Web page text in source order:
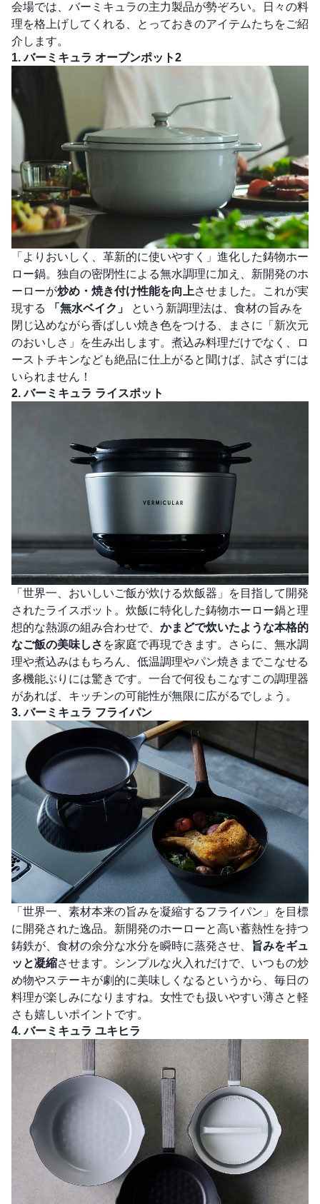
会場では、バーミキュラの主力製品が勢ぞろい。日々の料
理を格上げしてくれる、とっておきのアイテムたちをご紹
介します。
1. バーミキュラ オーブンポット2
「よりおいしく、革新的に使いやすく」進化した鋳物ホー
ロー鍋。独自の密閉性による無水調理に加え、新開発のホ
ーローが炒め・焼き付け性能を向上させました。これが実
現する
「無水ベイク」
という新調理法は、食材の旨みを
閉じ込めながら香ばしい焼き色をつける、まさに「新次元
のおいしさ」を生み出します。煮込み料理だけでなく、ロ
ーストチキンなども絶品に仕上がると聞けば、試さずには
いられません！
2. バーミキュラ ライスポット
「世界一、おいしいご飯が炊ける炊飯器」を目指して開発
されたライスポット。炊飯に特化した鋳物ホーロー鍋と理
想的な熱源の組み合わせで、 かまどで炊いたような本格的
なご飯の美味しさ を家庭で再現できます。さらに、無水調
理や煮込みはもちろん、低温調理やパン焼きまでこなせる
多機能ぶりには驚きです。一台で何役もこなすこの調理器
があれば、キッチンの可能性が無限に広がるでしょう。
3. バーミキュラ フライパン
「世界一、素材本来の旨みを凝縮するフライパン」を目標
に開発された逸品。新開発のホーローと高い蓄熱性を持つ
鋳鉄が、食材の余分な水分を瞬時に蒸発させ、
旨みをギュ
ッと凝縮させます。シンプルな火入れだけで、いつもの炒
め物やステーキが劇的に美味しくなるというから、毎日の
料理が楽しみになりますね。女性でも扱いやすい薄さと軽
さも嬉しいポイントです。
4. バーミキュラ ユキヒラ